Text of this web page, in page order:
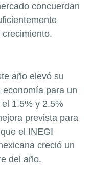
concuerdan
año elevó su
para un
1.5% y 2.5%
prevista para
el INEGI
creció un
del año.